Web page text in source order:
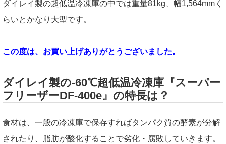
ダイレイ製の超低温冷凍庫の中では重量81kg、幅1,564mmく
らいとかなり大型です。
この度は、お買い上げありがとうございました。
ダイレイ製の-60℃超低温冷凍庫『スーパー
フリーザーDF-400e』の特長は？
食材は、一般の冷凍庫で保存すればタンパク質の酵素が分解
されたり、脂肪が酸化することで劣化・腐敗していきます。